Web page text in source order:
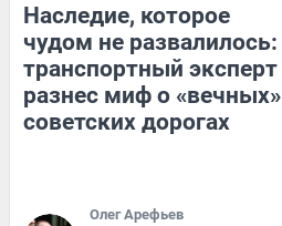
Наследие, которое
чудом не развалилось:
транспортный эксперт
разнес миф о «вечных»
советских дорогах
Олег Арефьев